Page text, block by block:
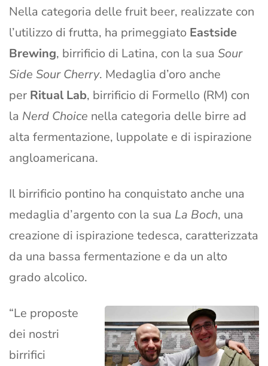
Nella categoria delle fruit beer, realizzate con
l’utilizzo di frutta, ha primeggiato Eastside
Brewing, birrificio di Latina, con la sua Sour
Side Sour Cherry. Medaglia d’oro anche
per Ritual Lab, birrificio di Formello (RM) con
la Nerd Choice nella categoria delle birre ad
alta fermentazione, luppolate e di ispirazione
angloamericana.
Il birrificio pontino ha conquistato anche una
medaglia d’argento con la sua La Boch, una
creazione di ispirazione tedesca, caratterizzata
da una bassa fermentazione e da un alto
grado alcolico.
“Le proposte
dei nostri
birrifici